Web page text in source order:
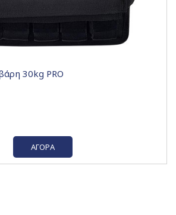
30kg PRO
ΑΓΟΡΆ